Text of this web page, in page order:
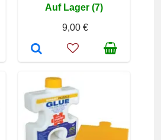
Auf Lager (7)
9,00 €